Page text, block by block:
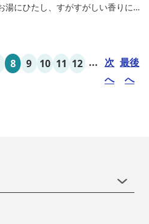
にひたし、すがすがしい香りに心
女性の方に人気です。 その他、
が魅力の「大浴場」、高原の景色
8 9 10 11 12 ... 次
へ
最後
へ